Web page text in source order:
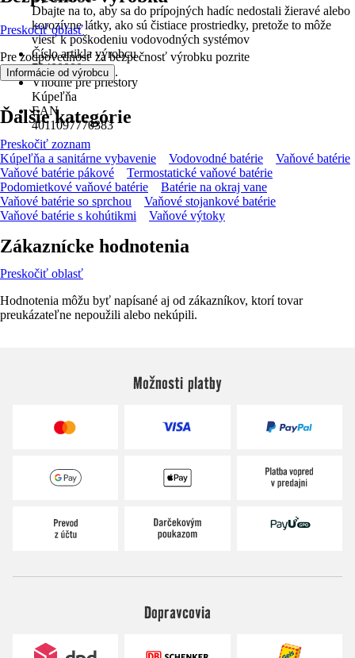
Dbajte na to, aby sa do prípojných hadíc nedostali žieravé alebo
korozívne látky, ako sú čistiace prostriedky, pretože to môže
viesť k poškodeniu vodovodných systémov
Číslo artikla výrobcu
72400000
Vhodné pre priestory
Kúpeľňa
EAN
4011097770383
Preskočiť oblasť
Pre zodpovednosť za bezpečnosť výrobku pozrite
Informácie od výrobcu .
Ďalšie kategórie
Preskočiť zoznam
Kúpeľňa a sanitárne vybavenie
Vodovodné batérie
Vaňové batérie
Vaňové batérie pákové
Termostatické vaňové batérie
Podomietkové vaňové batérie
Batérie na okraj vane
Vaňové batérie so sprchou
Vaňové stojankové batérie
Vaňové batérie s kohútikmi
Vaňové výtoky
Zákaznícke hodnotenia
Preskočiť oblasť
Hodnotenia môžu byť napísané aj od zákazníkov, ktorí tovar
preukázateľne nepoužili alebo nekúpili.
Možnosti platby
Dopravcovia